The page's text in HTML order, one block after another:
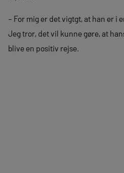
– For mig er det vigtgt, at han er i
Jeg tror, det vil kunne gøre, at
blive en positiv rejse.